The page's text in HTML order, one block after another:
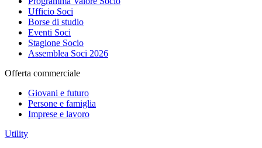
Ufficio Soci
Borse di studio
Eventi Soci
Stagione Socio
Assemblea Soci 2026
Offerta commerciale
Giovani e futuro
Persone e famiglia
Imprese e lavoro
Utility